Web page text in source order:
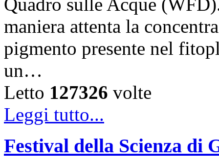
maniera attenta la
pigmento presente nel
un…
Letto 127326 volte
Leggi tutto...
Festival della Scienza di